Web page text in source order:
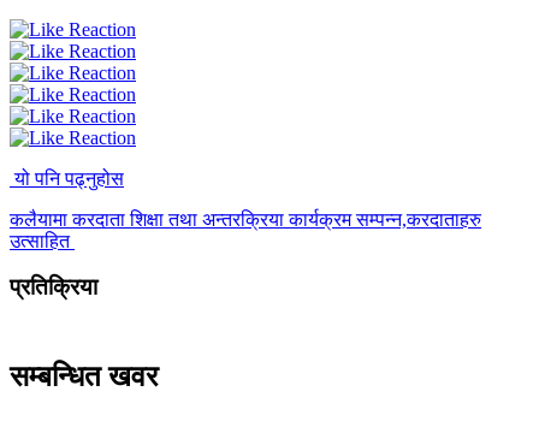
यो पनि पढ्नुहोस
कलैयामा करदाता शिक्षा तथा अन्तरक्रिया कार्यक्रम सम्पन्न,करदाताहरु
उत्साहित
प्रतिक्रिया
सम्बन्धित खवर